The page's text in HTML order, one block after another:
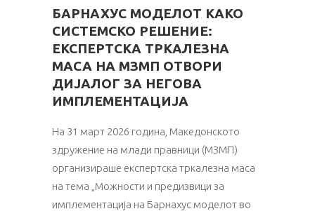
БАРНАХУС МОДЕЛОТ КАКО
СИСТЕМСКО РЕШЕНИЕ:
ЕКСПЕРТСКА ТРКАЛЕЗНА
МАСА НА МЗМП ОТВОРИ
ДИЈАЛОГ ЗА НЕГОВА
ИМПЛЕМЕНТАЦИЈА
На 31 март 2026 година, Македонското
здружение на млади правници (МЗМП)
организираше експертска тркалезна маса
на тема „Можности и предизвици за
имплементација на Барнахус моделот во